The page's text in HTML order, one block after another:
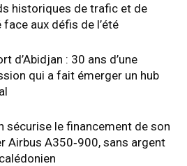
historiques de trafic et de
aux défis de l’été
d’Abidjan : 30 ans d’une
qui a fait émerger un hub
sécurise le financement de son
Airbus A350‑900, sans argent